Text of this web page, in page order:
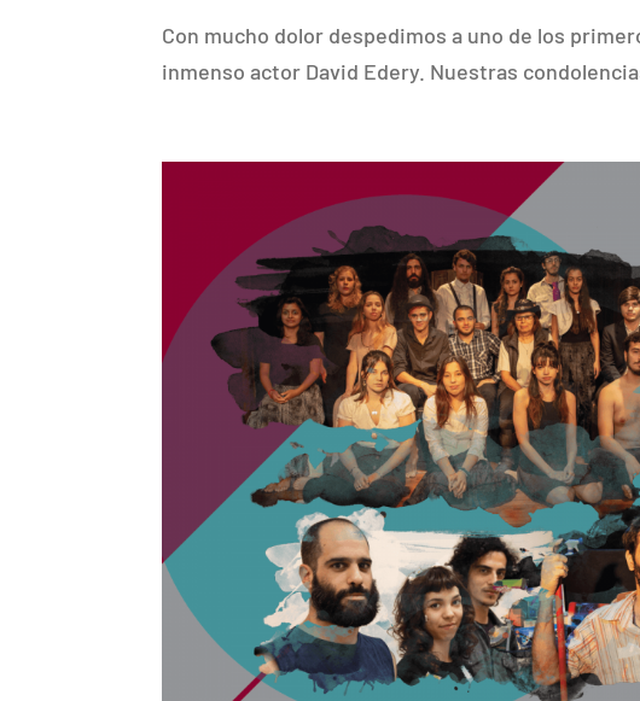
Con mucho dolor despedimos a uno de los
inmenso actor David Edery. Nuestras